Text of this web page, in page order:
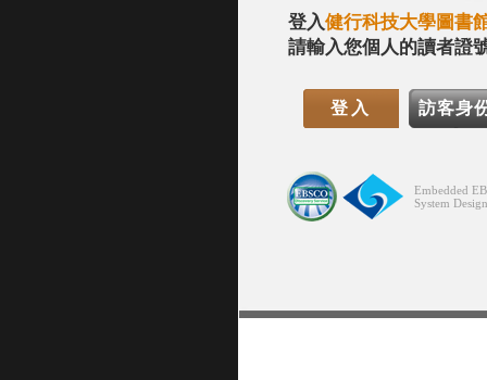
登入健行科技大學圖書
請輸入您個人的讀者證
Embedded
System